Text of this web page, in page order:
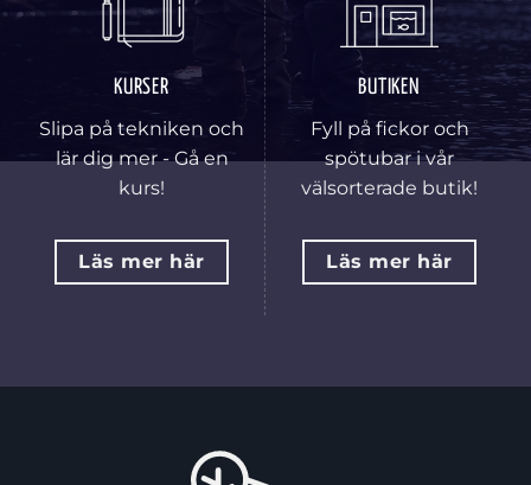
KURSER
Slipa på tekniken och
lär dig mer - Gå en
kurs!
Läs mer här
BUTIKEN
Fyll på fickor och
spötubar i vår
välsorterade butik!
Läs mer här